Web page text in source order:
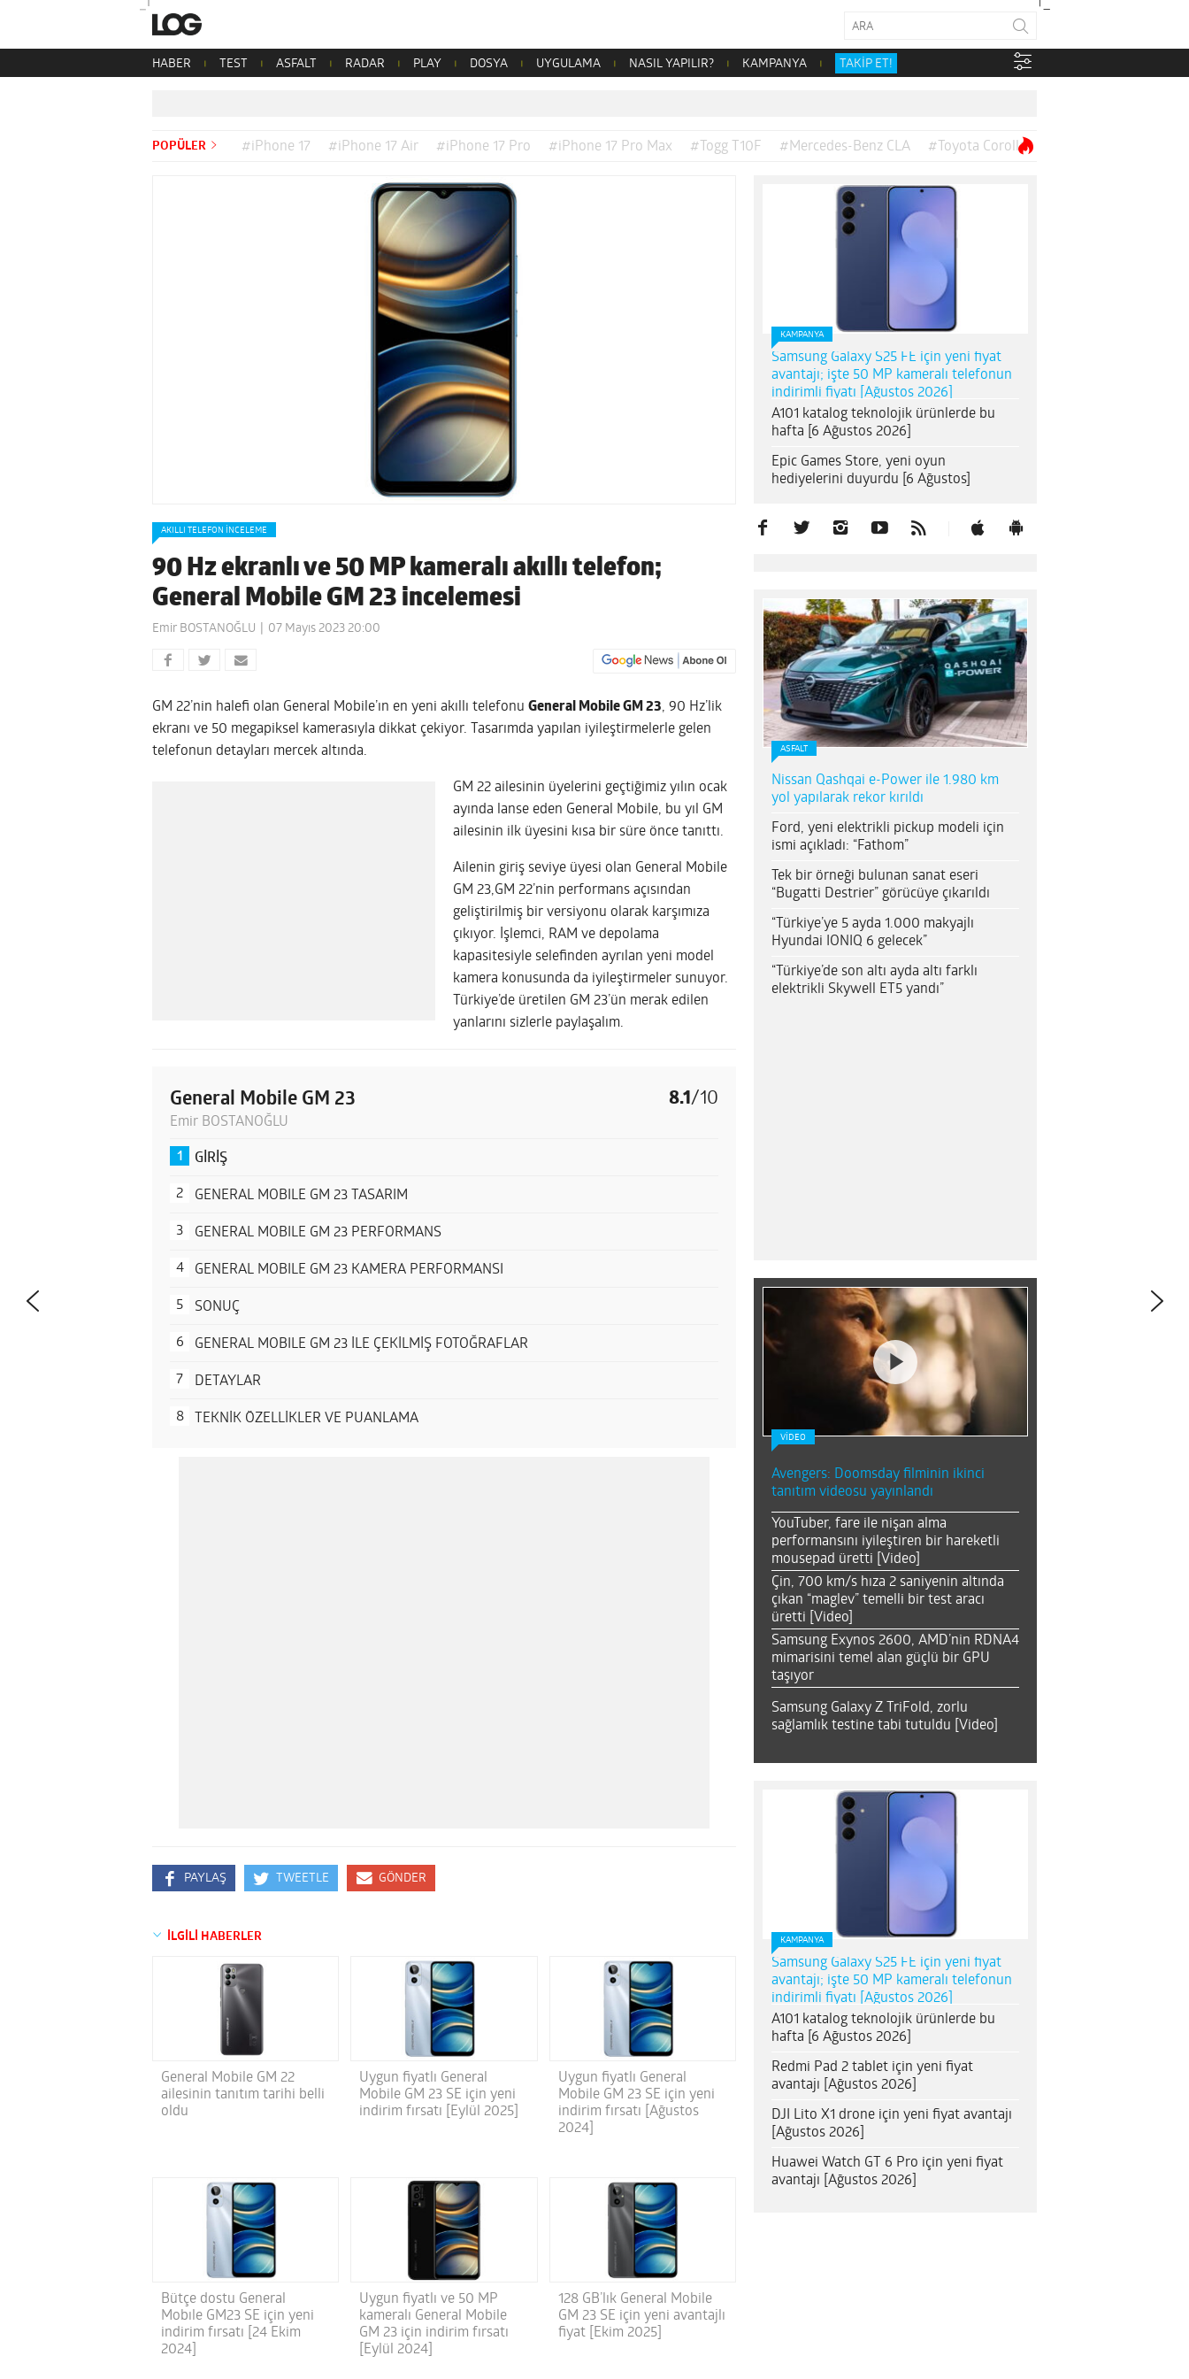
HABER TEST ASFALT RADAR PLAY DOSYA UYGULAMA NASIL YAPILIR? KAMPANYA TAKİP ET!
POPÜLER #iPhone 17 #iPhone 17 Air #iPhone 17 Pro #iPhone 17 Pro Max #Togg T10F #Mercedes-Benz CLA #Toyota Corolla
AKILLI TELEFON İNCELEME
90 Hz ekranlı ve 50 MP kameralı akıllı telefon;
General Mobile GM 23 incelemesi
Emir BOSTANOĞLU 07 Mayıs 2023 20:00
GM 22’nin halefi olan General Mobile’ın en yeni akıllı telefonu General Mobile GM 23, 90 Hz’lik
ekranı ve 50 megapiksel kamerasıyla dikkat çekiyor. Tasarımda yapılan iyileştirmelerle gelen
telefonun detayları mercek altında.
GM 22 ailesinin üyelerini geçtiğimiz yılın ocak
ayında lanse eden General Mobile, bu yıl GM
ailesinin ilk üyesini kısa bir süre önce tanıttı.
Ailenin giriş seviye üyesi olan General Mobile
GM 23,GM 22’nin performans açısından
geliştirilmiş bir versiyonu olarak karşımıza
çıkıyor. İşlemci, RAM ve depolama
kapasitesiyle selefinden ayrılan yeni model
kamera konusunda da iyileştirmeler sunuyor.
Türkiye’de üretilen GM 23’ün merak edilen
yanlarını sizlerle paylaşalım.
General Mobile GM 23 8.1 /10
Emir BOSTANOĞLU
GİRİŞ
GENERAL MOBILE GM 23 TASARIM
GENERAL MOBILE GM 23 PERFORMANS
GENERAL MOBILE GM 23 KAMERA PERFORMANSI
SONUÇ
GENERAL MOBILE GM 23 İLE ÇEKİLMİŞ FOTOĞRAFLAR
DETAYLAR
TEKNİK ÖZELLİKLER VE PUANLAMA
PAYLAŞ TWEETLE GÖNDER
İLGİLİ HABERLER
General Mobile GM 22
ailesinin tanıtım tarihi belli
oldu
Uygun fiyatlı General
Mobile GM 23 SE için yeni
indirim fırsatı [Eylül 2025]
Uygun fiyatlı General
Mobile GM 23 SE için yeni
indirim fırsatı [Ağustos
2024]
Bütçe dostu General
Mobıle GM23 SE için yeni
indirim fırsatı [24 Ekim
2024]
Uygun fiyatlı ve 50 MP
kameralı General Mobile
GM 23 için indirim fırsatı
[Eylül 2024]
128 GB’lık General Mobile
GM 23 SE için yeni avantajlı
fiyat [Ekim 2025]
KAMPANYA
Samsung Galaxy S25 FE için yeni fiyat
avantajı; işte 50 MP kameralı telefonun
indirimli fiyatı [Ağustos 2026]
A101 katalog teknolojik ürünlerde bu
hafta [6 Ağustos 2026]
Epic Games Store, yeni oyun
hediyelerini duyurdu [6 Ağustos]
ASFALT
Nissan Qashqai e-Power ile 1.980 km
yol yapılarak rekor kırıldı
Ford, yeni elektrikli pickup modeli için
ismi açıkladı: “Fathom”
Tek bir örneği bulunan sanat eseri
“Bugatti Destrier” görücüye çıkarıldı
“Türkiye’ye 5 ayda 1.000 makyajlı
Hyundai IONIQ 6 gelecek”
“Türkiye’de son altı ayda altı farklı
elektrikli Skywell ET5 yandı”
VİDEO
Avengers: Doomsday filminin ikinci
tanıtım videosu yayınlandı
YouTuber, fare ile nişan alma
performansını iyileştiren bir hareketli
mousepad üretti [Video]
Çin, 700 km/s hıza 2 saniyenin altında
çıkan “maglev” temelli bir test aracı
üretti [Video]
Samsung Exynos 2600, AMD’nin RDNA4
mimarisini temel alan güçlü bir GPU
taşıyor
Samsung Galaxy Z TriFold, zorlu
sağlamlık testine tabi tutuldu [Video]
KAMPANYA
Samsung Galaxy S25 FE için yeni fiyat
avantajı; işte 50 MP kameralı telefonun
indirimli fiyatı [Ağustos 2026]
A101 katalog teknolojik ürünlerde bu
hafta [6 Ağustos 2026]
Redmi Pad 2 tablet için yeni fiyat
avantajı [Ağustos 2026]
DJI Lito X1 drone için yeni fiyat avantajı
[Ağustos 2026]
Huawei Watch GT 6 Pro için yeni fiyat
avantajı [Ağustos 2026]